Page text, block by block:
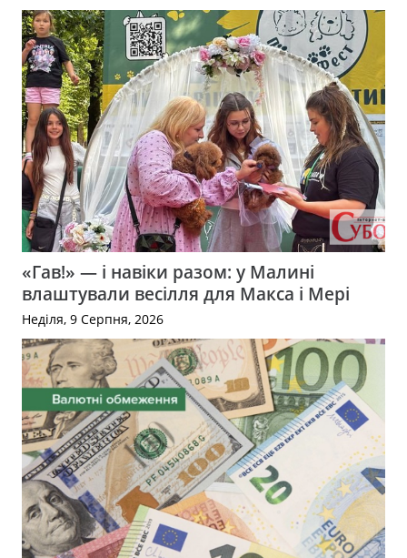
«Гав!» — і навіки разом: у Малині
влаштували весілля для Макса і Мері
Неділя, 9 Серпня, 2026